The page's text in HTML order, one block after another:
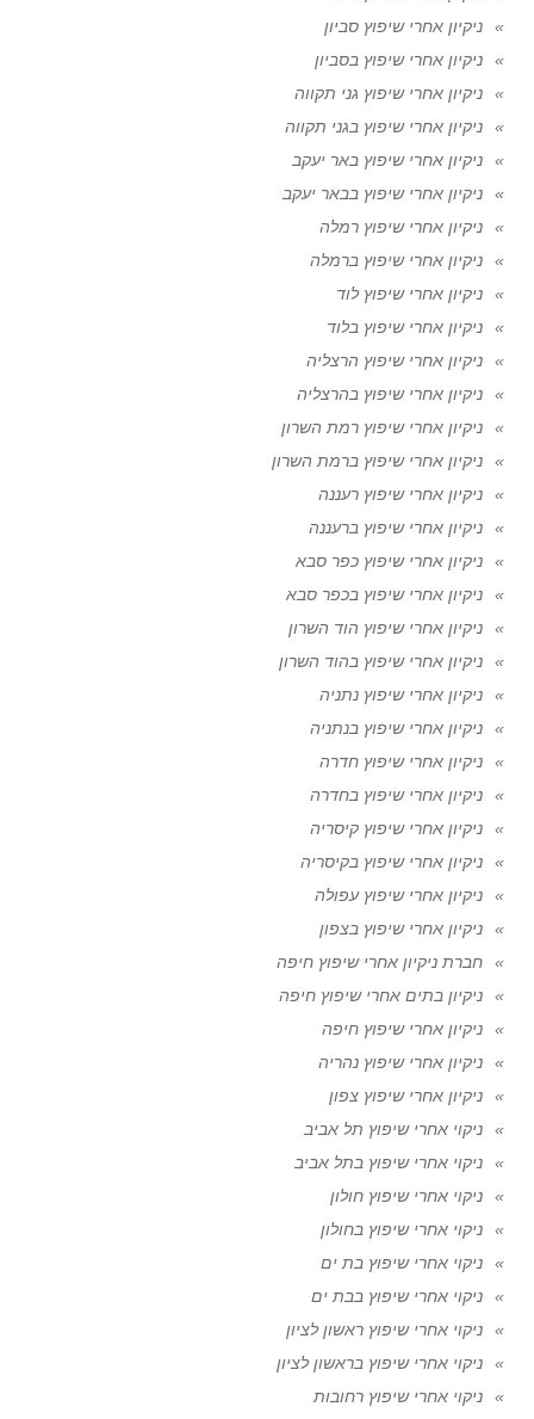
ניקיון אחרי שיפוץ סביון
ניקיון אחרי שיפוץ בסביון
ניקיון אחרי שיפוץ גני תקווה
ניקיון אחרי שיפוץ בגני תקווה
ניקיון אחרי שיפוץ באר יעקב
ניקיון אחרי שיפוץ בבאר יעקב
ניקיון אחרי שיפוץ רמלה
ניקיון אחרי שיפוץ ברמלה
ניקיון אחרי שיפוץ לוד
ניקיון אחרי שיפוץ בלוד
ניקיון אחרי שיפוץ הרצליה
ניקיון אחרי שיפוץ בהרצליה
ניקיון אחרי שיפוץ רמת השרון
ניקיון אחרי שיפוץ ברמת השרון
ניקיון אחרי שיפוץ רעננה
ניקיון אחרי שיפוץ ברעננה
ניקיון אחרי שיפוץ כפר סבא
ניקיון אחרי שיפוץ בכפר סבא
ניקיון אחרי שיפוץ הוד השרון
ניקיון אחרי שיפוץ בהוד השרון
ניקיון אחרי שיפוץ נתניה
ניקיון אחרי שיפוץ בנתניה
ניקיון אחרי שיפוץ חדרה
ניקיון אחרי שיפוץ בחדרה
ניקיון אחרי שיפוץ קיסריה
ניקיון אחרי שיפוץ בקיסריה
ניקיון אחרי שיפוץ עפולה
ניקיון אחרי שיפוץ בצפון
חברת ניקיון אחרי שיפוץ חיפה
ניקיון בתים אחרי שיפוץ חיפה
ניקיון אחרי שיפוץ חיפה
ניקיון אחרי שיפוץ נהריה
ניקיון אחרי שיפוץ צפון
ניקוי אחרי שיפוץ תל אביב
ניקוי אחרי שיפוץ בתל אביב
ניקוי אחרי שיפוץ חולון
ניקוי אחרי שיפוץ בחולון
ניקוי אחרי שיפוץ בת ים
ניקוי אחרי שיפוץ בבת ים
ניקוי אחרי שיפוץ ראשון לציון
ניקוי אחרי שיפוץ בראשון לציון
ניקוי אחרי שיפוץ רחובות